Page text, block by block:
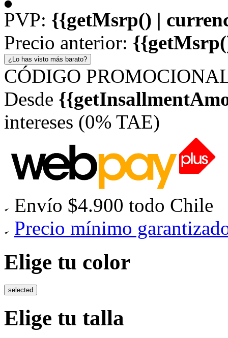
PVP: {{getMsrp() |
Precio anterior:
¿Lo has visto más barato?
CÓDIGO
Desde
intereses (0% TAE)
Envío $4.900 todo Chile
Precio mínimo
Elige tu color
selected
Elige tu talla